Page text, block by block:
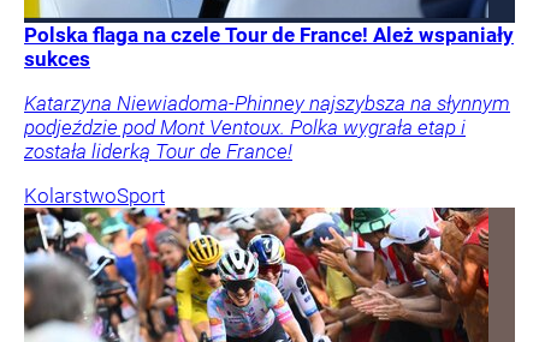
Polska flaga na czele Tour de France! Ależ wspaniały
sukces
Katarzyna Niewiadoma-Phinney najszybsza na słynnym
podjeździe pod Mont Ventoux. Polka wygrała etap i
została liderką Tour de France!
KolarstwoSport